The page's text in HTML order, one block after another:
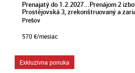
Prenajatý do 1.2.2027...Prenájom 2
Prostějovská 3, zrekonštruovaný a
Prešov
570€/mesiac
Exkluzívna ponuka